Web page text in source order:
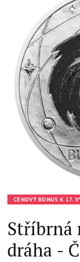
CENOVÝ BONUS K 17.
Stříbrná
dráha -